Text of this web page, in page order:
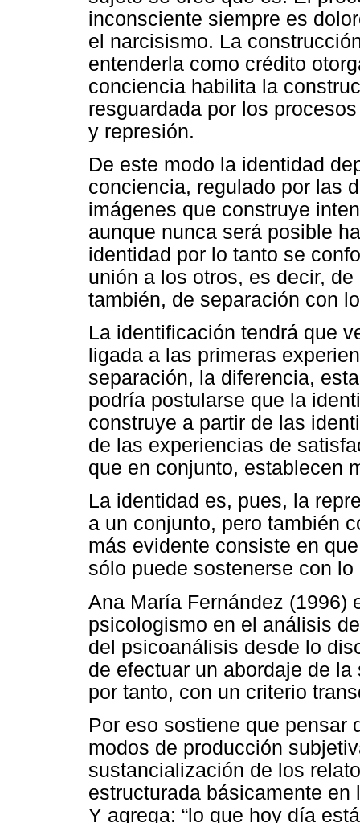
inconsciente siempre es
el narcisismo. La
entenderla como crédito
conciencia habilita la
resguardada por los
y represión.
De este modo la identidad
conciencia, regulado por las
imágenes que construye
aunque nunca será posible
identidad por lo tanto se
unión a los otros, es decir,
también, de separación con
La identificación tendrá que
ligada a las primeras
separación, la diferencia,
podría postularse que la
construye a partir de las
de las experiencias de
que en conjunto, establecen
La identidad es, pues, la
a un conjunto, pero también
más evidente consiste en
sólo puede sostenerse con
Ana María Fernández (1996)
psicologismo en el análisis
del psicoanálisis desde lo
de efectuar un abordaje de
por tanto, con un criterio
Por eso sostiene que pensar
modos de producción
sustancialización de los
estructurada básicamente
Y agrega: “lo que hoy día